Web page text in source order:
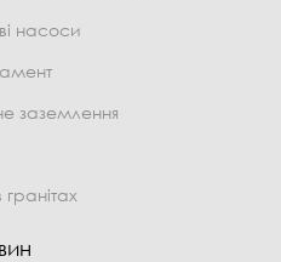
насоси
заземлення